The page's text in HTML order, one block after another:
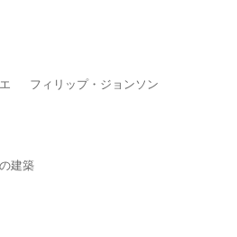
エ フィリップ・ジョンソン
建築